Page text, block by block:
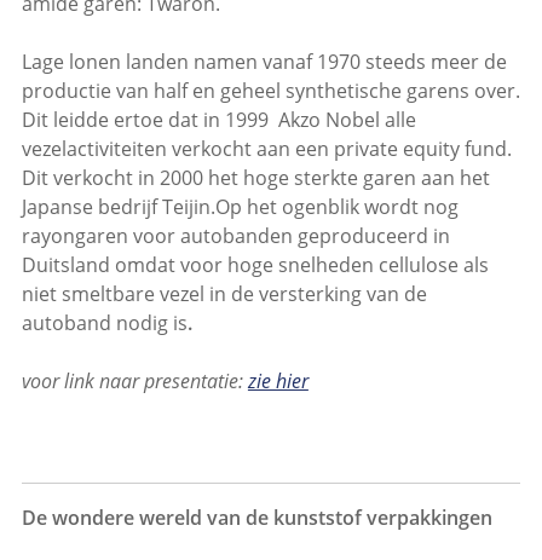
Lage lonen landen namen vanaf 1970 steeds meer de
productie van half en geheel synthetische garens over.
Dit leidde ertoe dat in 1999 Akzo Nobel alle
vezelactiviteiten verkocht aan een private equity fund.
Dit verkocht in 2000 het hoge sterkte garen aan het
Japanse bedrijf Teijin.Op het ogenblik wordt nog
rayongaren voor autobanden geproduceerd in
Duitsland omdat voor hoge snelheden cellulose als
niet smeltbare vezel in de versterking van de
autoband nodig is.
voor link naar presentatie:zie hier
De wondere wereld van de kunststof verpakkingen